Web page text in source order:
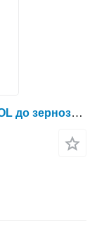
Вал первинний John Deere H165508-OL до зернозбирального комбайна John Deere 1450